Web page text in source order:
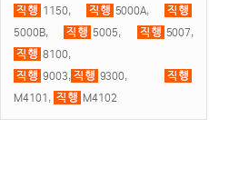
1150,
5000A,
5000B,
5005,
5007,
8100,
9003,
9300,
M4101,
M4102